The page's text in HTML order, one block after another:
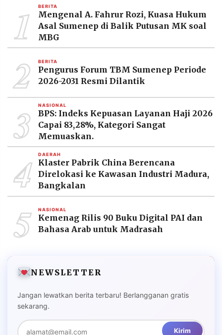
1 BERITA
Mengenal A. Fahrur Rozi, Kuasa Hukum
Asal Sumenep di Balik Putusan MK soal
MBG
2 BERITA
Pengurus Forum TBM Sumenep Periode
2026-2031 Resmi Dilantik
3 NASIONAL
BPS: Indeks Kepuasan Layanan Haji 2026
Capai 83,28%, Kategori Sangat
Memuaskan.
4 DAERAH
Klaster Pabrik China Berencana
Direlokasi ke Kawasan Industri Madura,
Bangkalan
5 NASIONAL
Kemenag Rilis 90 Buku Digital PAI dan
Bahasa Arab untuk Madrasah
NEWSLETTER
Jangan lewatkan berita terbaru! Berlangganan gratis
sekarang.
Kirim